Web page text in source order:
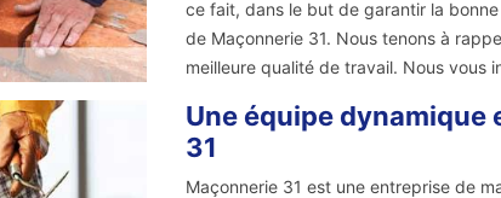
ce fait, dans le but de garantir la
de Maçonnerie 31. Nous tenons à
meilleure qualité de travail. Nous vous
Une équipe
31
Maçonnerie 31 est une entreprise de